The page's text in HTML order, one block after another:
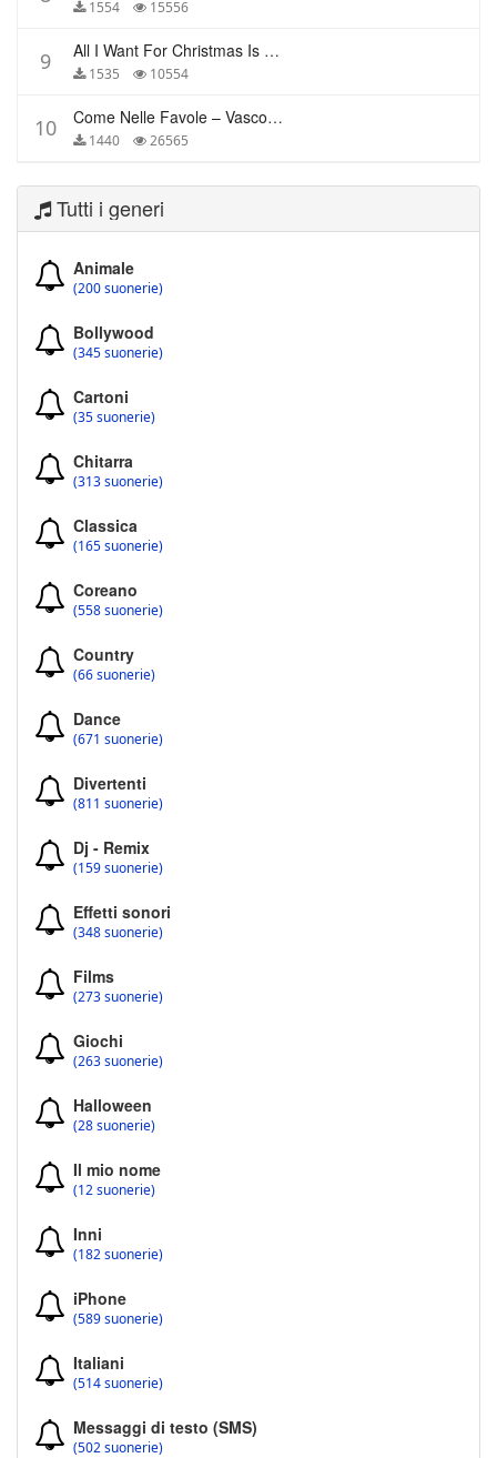
1554 15556
9 All I Want For Christmas Is You – Mariah Carey
1535 10554
10 Come Nelle Favole – Vasco Rossi
1440 26565
Tutti i generi
Animale
(200 suonerie)
Bollywood
(345 suonerie)
Cartoni
(35 suonerie)
Chitarra
(313 suonerie)
Classica
(165 suonerie)
Coreano
(558 suonerie)
Country
(66 suonerie)
Dance
(671 suonerie)
Divertenti
(811 suonerie)
Dj - Remix
(159 suonerie)
Effetti sonori
(348 suonerie)
Films
(273 suonerie)
Giochi
(263 suonerie)
Halloween
(28 suonerie)
Il mio nome
(12 suonerie)
Inni
(182 suonerie)
iPhone
(589 suonerie)
Italiani
(514 suonerie)
Messaggi di testo (SMS)
(502 suonerie)